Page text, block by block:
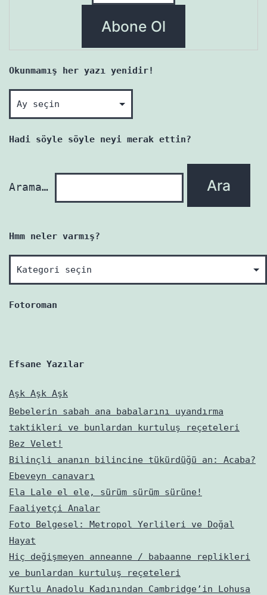
Okunmamış her yazı yenidir!
Okunmamış
her
yazı
Hadi söyle söyle neyi merak ettin?
Arama…
Hmm neler varmış?
Hmm
neler
varmış?
Fotoroman
Efsane Yazılar
Aşk Aşk Aşk
Bebelerin sabah ana babalarını uyandırma
taktikleri ve bunlardan kurtuluş reçeteleri
Bez Velet!
Bilinçli ananın bilincine tükürdüğü an: Acaba?
Ebeveyn canavarı
Ela Lale el ele, sürüm sürüm sürüne!
Faaliyetçi Analar
Foto Belgesel: Metropol Yerlileri ve Doğal
Hayat
Hiç değişmeyen anneanne / babaanne replikleri
ve bunlardan kurtuluş reçeteleri
Kurtlu Anadolu Kadınından Cambridge’in Lohusa